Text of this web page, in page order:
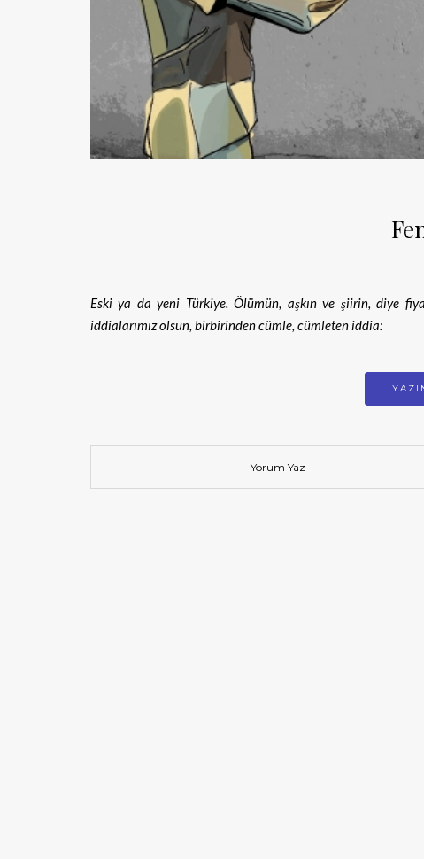
Eski ya da yeni Türkiye. Ölümün, aşkın ve şiirin, diye
iddialarımız olsun, birbirinden cümle, cümleten iddia:
Yorum Yaz